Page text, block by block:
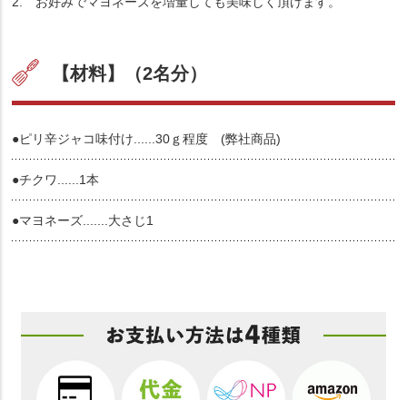
【材料】（2名分）
●ピリ辛ジャコ味付け......30ｇ程度 (弊社商品)
●チクワ......1本
●マヨネーズ.......大さじ1